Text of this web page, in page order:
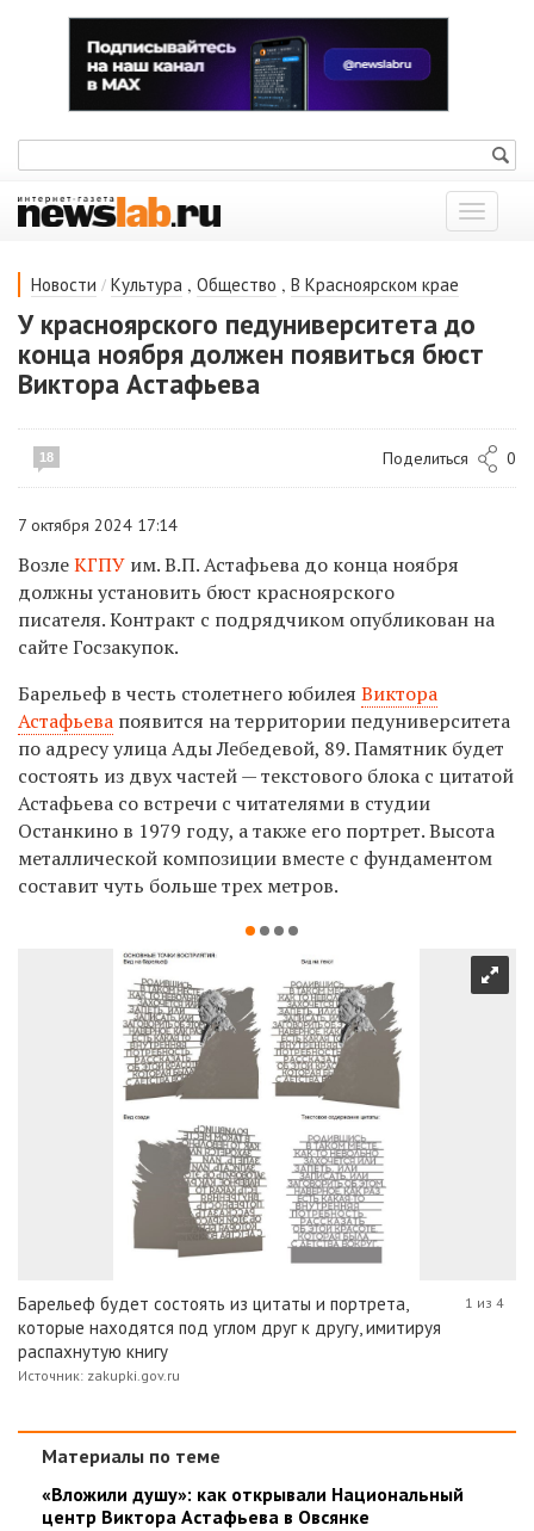
Показать
меню
Новости / Культура , Общество , В Красноярском крае
У красноярского педуниверситета до
конца ноября должен появиться бюст
Виктора Астафьева
18 Поделиться 0
7 октября 2024 17:14
ВозлеКГПУ им. В.П. Астафьева до конца ноября
должны установить бюст красноярского
писателя. Контракт с подрядчиком опубликован на
сайте Госзакупок.
Барельеф в честь столетнего юбилея Виктора
Астафьева появится на территории педуниверситета
по адресу улица Ады Лебедевой, 89. Памятник будет
состоять из двух частей — текстового блока с цитатой
Астафьева со встречи с читателями в студии
Останкино в 1979 году, а также его портрет. Высота
металлической композиции вместе с фундаментом
составит чуть больше трех метров.
Барельеф будет состоять из цитаты и портрета,
которые находятся под углом друг к другу, имитируя
распахнутую книгу
Источник: zakupki.gov.ru
1 из 4
Материалы по теме
«Вложили душу»: как открывали Национальный
центр Виктора Астафьева в Овсянке